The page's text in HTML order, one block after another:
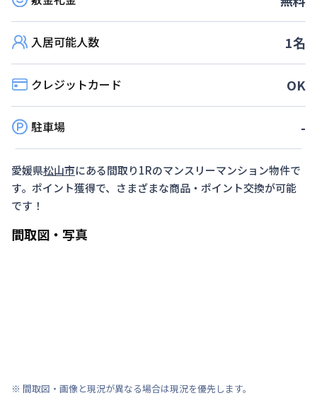
入居可能人数 1名
クレジットカード OK
駐車場 -
愛媛県松山市にある間取り1Rのマンスリーマンション物件で
す。ポイント獲得で、さまざまな商品・ポイント交換が可能
です！
間取図・写真
※ 間取図・画像と現況が異なる場合は現況を優先します。